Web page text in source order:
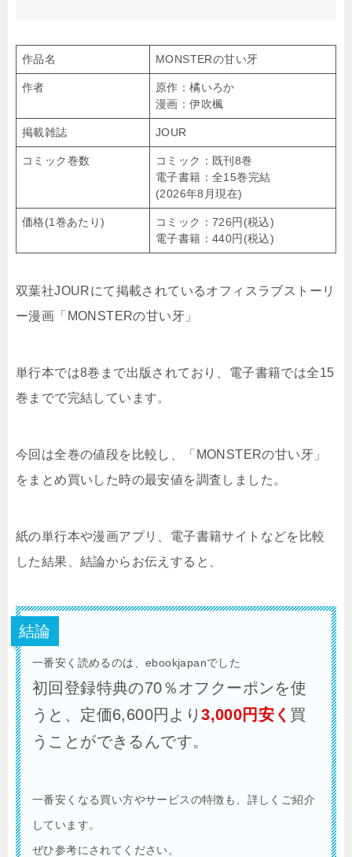
作品名 MONSTERの甘い牙
作者
原作：橘いろか
漫画：伊吹楓
掲載雑誌 JOUR
コミック巻数
コミック：既刊8巻
電子書籍：全15巻完結
(2026年8月現在)
価格(1巻あたり)
コミック：726円(税込)
電子書籍：440円(税込)
双葉社JOURにて掲載されているオフィスラブストーリ
ー漫画「MONSTERの甘い牙」
単行本では8巻まで出版されており、電子書籍では全15
巻までで完結しています。
今回は全巻の値段を比較し、「MONSTERの甘い牙」
をまとめ買いした時の最安値を調査しました。
紙の単行本や漫画アプリ、電子書籍サイトなどを比較
した結果、結論からお伝えすると、
結論
一番安く読めるのは、ebookjapanでした
初回登録特典の70％オフクーポンを使
うと、定価6,600円より3,000円安く 買
うことができるんです。
一番安くなる買い方やサービスの特徴も、詳しくご紹介
しています。
ぜひ参考にされてください。